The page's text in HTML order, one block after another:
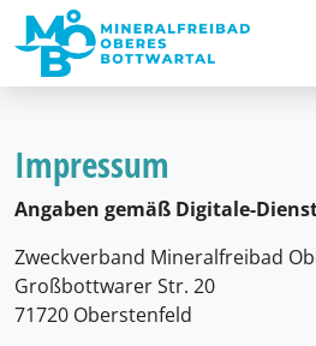
Impressum
Angaben gemäß Digitale-
Zweckverband Mineralfreibad
Großbottwarer Str. 20
71720 Oberstenfeld